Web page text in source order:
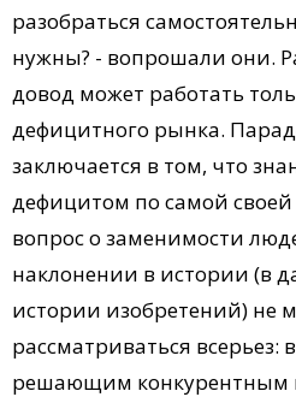
разобраться
нужны? - вопрошали они.
довод может работать
дефицитного рынка.
заключается в том, что
дефицитом по самой
вопрос о заменимости
наклонении в истории (в
истории изобретений) не
рассматриваться всерьез:
решающим конкурентным